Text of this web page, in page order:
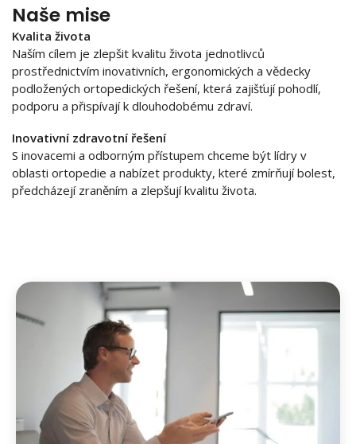
Naše mise
Kvalita života
Naším cílem je zlepšit kvalitu života jednotlivců
prostřednictvím inovativních, ergonomických a vědecky
podložených ortopedických řešení, která zajišťují pohodlí,
podporu a přispívají k dlouhodobému zdraví.
Inovativní zdravotní řešení
S inovacemi a odborným přístupem chceme být lídry v
oblasti ortopedie a nabízet produkty, které zmírňují bolest,
předcházejí zraněním a zlepšují kvalitu života.